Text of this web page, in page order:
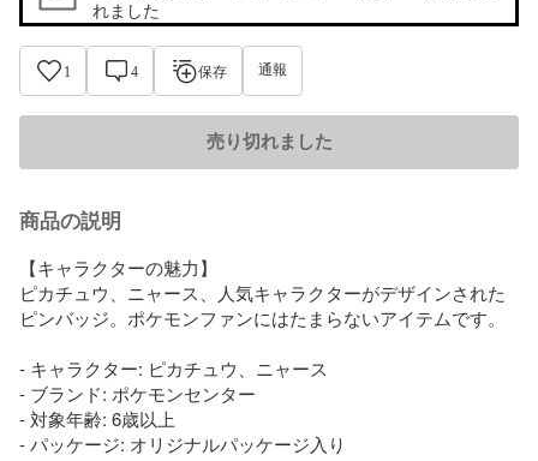
れました
1 4 保存 通報
売り切れました
商品の説明
【キャラクターの魅力】
ピカチュウ、ニャース、人気キャラクターがデザインされた
ピンバッジ。ポケモンファンにはたまらないアイテムです。
- キャラクター: ピカチュウ、ニャース
- ブランド: ポケモンセンター
- 対象年齢: 6歳以上
- パッケージ: オリジナルパッケージ入り